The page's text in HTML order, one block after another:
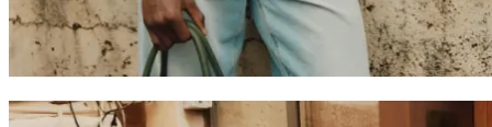
Collaborations
Prince / Les Deux
KB: The Anniversary Editions